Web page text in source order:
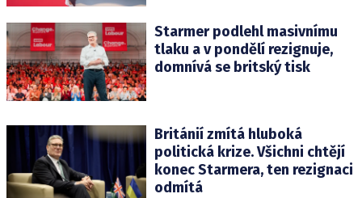
Starmer podlehl masivnímu
tlaku a v pondělí rezignuje,
domnívá se britský tisk
Británií zmítá hluboká
politická krize. Všichni chtějí
konec Starmera, ten rezignaci
odmítá